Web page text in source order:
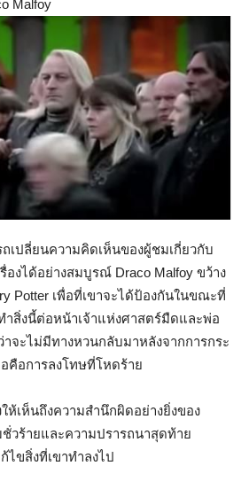
Malfoy
เปลี่ยนความคิดเห็นของผู้ชมเกี่ยวกับ
องได้อย่างสมบูรณ์ Draco Malfoy ขว้าง
Potter เพื่อที่เขาจะได้ป้องกันในขณะที่
ำสิ่งนี้ต่อหน้าเจ้าแห่งศาสตร์มืดและพ่อ
จะไม่มีทางหวนกลับมาหลังจากการกระ
คือการลงโทษที่โหดร้าย
ห้เห็นถึงความสำนึกผิดอย่างยิ่งของ
วร้ายและความปรารถนาสุดท้าย
ไขสิ่งที่เขาทำลงไป